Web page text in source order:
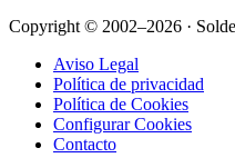
Copyright © 2002–2026 ·
Aviso Legal
Política de privacidad
Política de Cookies
Configurar Cookies
Contacto